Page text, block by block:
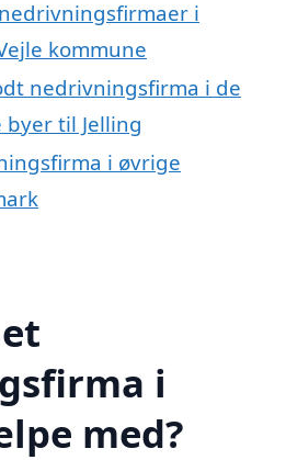
i
kommune
nedrivningsfirma i de
til Jelling
i øvrige
i
med?